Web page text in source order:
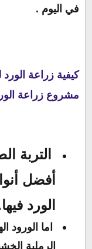
في اليوم .
كيفية زراعة الورد
مشروع زراعة
التربة
أفضل
الورد
اما الورود
الرملية